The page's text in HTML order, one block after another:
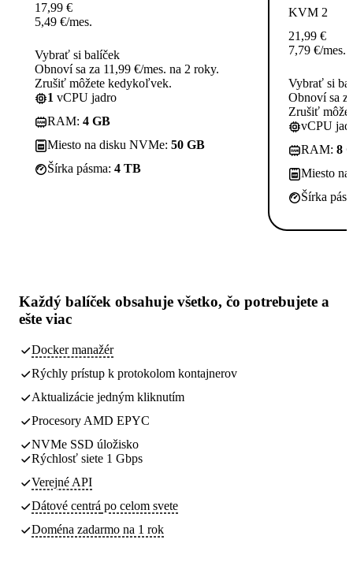
17,99 €
5,49 €/mes.
Vybrať si balíček
Obnoví sa za 11,99 €/mes. na 2 roky.
Zrušiť môžete kedykoľvek.
1 vCPU jadro
RAM: 4 GB
Miesto na disku NVMe: 50 GB
Šírka pásma: 4 TB
KVM 2
21,99 €
7,79 €/mes.
Vybrať si
Obnoví sa
Zrušiť
vCPU
RAM: 8
Miesto
Šírka
Každý balíček obsahuje všetko, čo potrebujete a
ešte viac
Docker manažér
Rýchly prístup k protokolom kontajnerov
Aktualizácie jedným kliknutím
Procesory AMD EPYC
NVMe SSD úložisko
Rýchlosť siete 1 Gbps
Verejné API
Dátové centrá po celom svete
Doména zadarmo na 1 rok